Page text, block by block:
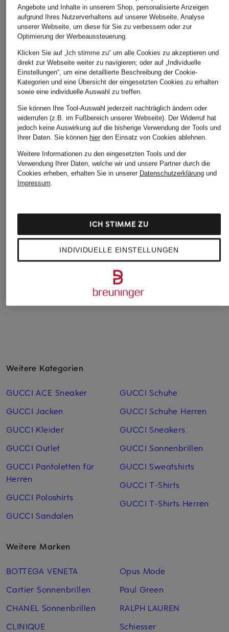
DOLCE & GABBANA
Ursprünglich:CHF 311
BALENCIAGA
Sonnenbrille
BB0096S
CHF 329
Ursprünglich:
BALENCIAGA
6E000479
CHF 550
Weitere Kategorien
GUCCI ACE Sneaker
GUCCI Jacken
GUCCI Kleider
GUCCI Outlet
GUCCI Pantoletten für
Herren
GUCCI Poloshirts
GUCCI Sandalen
GUCCI Schuhe
GUCCI Schuhe Herren
GUCCI Sneakers
GUCCI Sonnenbrillen
GUCCI Sweatshirts
GUCCI T-Shirts
GUCCI T-Shirts Herren
Weitere Marken
BOTTEGA VENETA
Cartier Sonnenbrillen
CHANEL Sonnenbrillen
CLINIQUE
Opus Mode
Paul Green
RALPH LAUREN
Schiesser
Angebote und Inhalte in unserem Shop, personalisierte Anzeigen
aufgrund Ihres Nutzerverhaltens auf unserer Webseite, Analyse
unserer Webseite, um diese für Sie zu verbessern oder zur
Optimierung der Werbeaussteuerung.
Klicken Sie auf „Ich stimme zu“ um alle Cookies zu akzeptieren und
direkt zur Webseite weiter zu navigieren; oder auf „Individuelle
Einstellungen“, um eine detaillierte Beschreibung der Cookie-
Kategorien und eine Übersicht der eingesetzten Cookies zu erhalten
sowie eine individuelle Auswahl zu treffen.
Sie können Ihre Tool-Auswahl jederzeit nachträglich ändern oder
widerrufen (z.B. im Fußbereich unserer Webseite). Der Widerruf hat
jedoch keine Auswirkung auf die bisherige Verwendung der Tools und
Ihrer Daten. Sie können hierden Einsatz von Cookies ablehnen.
Weitere Informationen zu den eingesetzten Tools und der
Verwendung Ihrer Daten, welche wir und unsere Partner durch die
Cookies erheben, erhalten Sie in unserer Datenschutzerklärungund
Impressum.
INDIVIDUELLE EINSTELLUNGEN
ICH STIMME ZU